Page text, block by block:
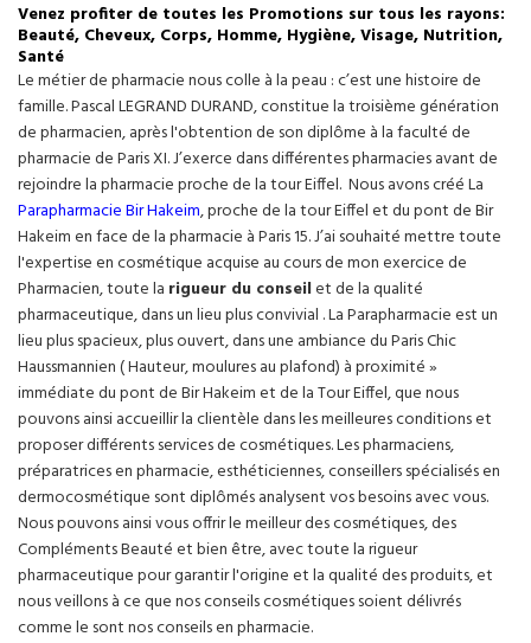
Venez profiter de toutes les Promotions sur tous les rayons:
Beauté, Cheveux, Corps, Homme, Hygiène, Visage, Nutrition,
Santé
Le métier de pharmacie nous colle à la peau : c’est une histoire de
famille. Pascal LEGRAND DURAND, constitue la troisième génération
de pharmacien, après l'obtention de son diplôme à la faculté de
pharmacie de Paris XI. J’exerce dans différentes pharmacies avant de
rejoindre la pharmacie proche de la tour Eiffel. Nous avons créé La
Parapharmacie Bir Hakeim, proche de la tourEiffelet du pont de Bir
Hakeim en face de la pharmacie à Paris 15. J’ai souhaité mettre toute
l'expertise en cosmétique acquise au cours de mon exercice de
Pharmacien, toute la rigueur du conseilet de la qualité
pharmaceutique, dans un lieu plus convivial . La Parapharmacie est un
lieu plus spacieux, plus ouvert, dans une ambiance du Paris Chic
Haussmannien ( Hauteur, moulures au plafond) à proximité »
immédiate du pont de Bir Hakeim et de la Tour Eiffel, que nous
pouvons ainsi accueillir la clientèle dans les meilleures conditions et
proposer différents services de cosmétiques. Les pharmaciens,
préparatrices en pharmacie, esthéticiennes, conseillers spécialisés en
dermocosmétique sont diplômés analysent vos besoins avec vous.
Nous pouvons ainsi vous offrir le meilleur des cosmétiques, des
Compléments Beauté et bien être, avec toute la rigueur
pharmaceutique pour garantir l'origine et la qualité des produits, et
nous veillons à ce que nos conseils cosmétiques soient délivrés
comme le sont nos conseils en pharmacie.